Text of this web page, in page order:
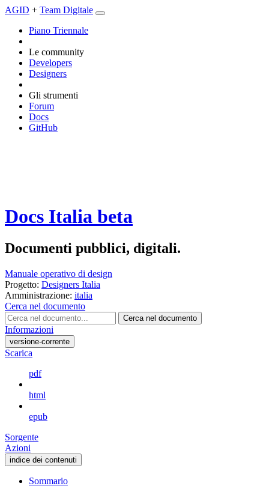
AGID + Team Digitale
Piano Triennale
Le community
Developers
Designers
Gli strumenti
Forum
Docs
GitHub
Docs Italia beta
Documenti pubblici, digitali.
Manuale operativo di design
Progetto: Designers Italia
Amministrazione: italia
Cerca nel documento
Cerca nel documento
Informazioni
versione-corrente
Scarica
pdf
html
epub
Sorgente
Azioni
indice dei contenuti
Sommario